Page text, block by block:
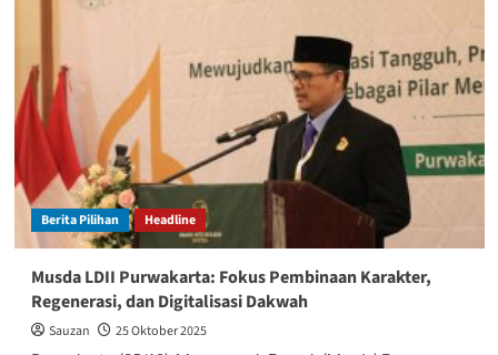
Sampaikan
Rekomendasi
Strategis
Musda
VII
Untuk
Wujudkan
Masyarakat
Religius
Dan
Berita Pilihan Headline
Musda LDII Purwakarta: Fokus Pembinaan Karakter,
Regenerasi, dan Digitalisasi Dakwah
Sauzan
25 Oktober 2025